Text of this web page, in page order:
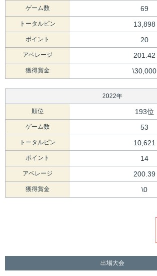
ゲーム数 69
トータルピン 13,898
ポイント 20
アベレージ 201.42
獲得賞金 \30,000
2022年
順位 193位
ゲーム数 53
トータルピン 10,621
ポイント 14
アベレージ 200.39
獲得賞金 \0
出場大会